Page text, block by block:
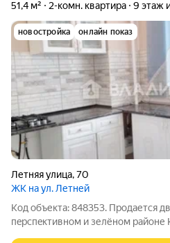
51,4 м² 2-комн. квартира 9 этаж
новостройка онлайн показ
Летняя улица,70
ЖК на ул. Летней
Код объекта: 848353. Продается
пepcпeктивнoм и зелёнoм районе